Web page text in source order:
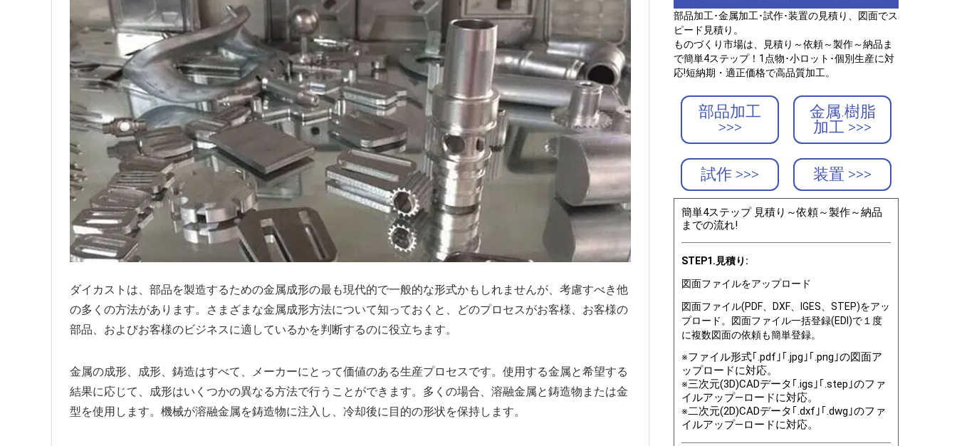
ダイカストは、部品を製造するための金属成形の最も現代的で一般的な形式かもしれませんが、考慮すべき他
の多くの方法があります。さまざまな金属成形方法について知っておくと、どのプロセスがお客様、お客様の
部品、およびお客様のビジネスに適しているかを判断するのに役立ちます。
金属の成形、成形、鋳造はすべて、メーカーにとって価値のある生産プロセスです。使用する金属と希望する
結果に応じて、成形はいくつかの異なる方法で行うことができます。多くの場合、溶融金属と鋳造物または金
型を使用します。機械が溶融金属を鋳造物に注入し、冷却後に目的の形状を保持します。
部品加工･金属加工･試作･装置の見積り、図面でス
ピード見積り。
ものづくり市場は、見積り～依頼～製作～納品ま
で簡単4ステップ！1点物･小ロット･個別生産に対
応!短納期・適正価格で高品質加工。
部品加工
>>>
金属.樹脂
加工 >>>
試作 >>> 装置 >>>
簡単4ステップ 見積り～依頼～製作～納品
までの流れ!
STEP1.見積り:
図面ファイルをアップロード
図面ファイル(PDF、DXF、IGES、STEP)をアッ
プロード。図面ファイル一括登録(EDI)で１度
に複数図面の依頼も簡単登録。
※ファイル形式｢.pdf｣｢.jpg｣｢.png｣の図面ア
ップロードに対応。
※三次元(3D)CADデータ｢.igs｣｢.step｣のファ
イルアップ―ロードに対応。
※二次元(2D)CADデータ｢.dxf｣｢.dwg｣のファ
イルアップ―ロードに対応。